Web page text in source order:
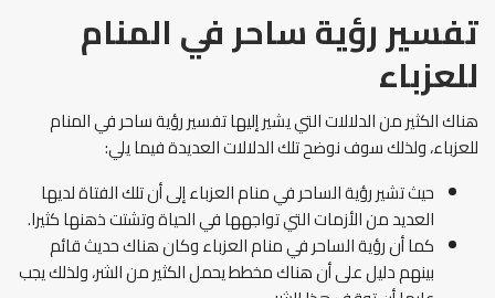
تفسير رؤية ساحر في المنام
للعزباء
هناك الكثير من الدلالات التي يشير إليها تفسير رؤية ساحر في المنام
للعزباء، ولذلك سوف نوضح تلك الدلالات العديدة فيما يلي:
حيث تشير رؤية الساحر في منام العزباء إلى أن تلك الفتاة لديها
العديد من الأزمات التي تواجهها في الحياة وتشتت ذهنها كثيرا.
كما أن رؤية الساحر في منام العزباء وكان هناك حديث قائم
بينهم دليل على أن هناك مخطط يحمل الكثير من الشر، ولذلك يجب